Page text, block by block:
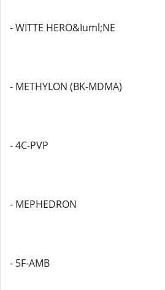
- WITTE HERO&Iuml;NE
- METHYLON (BK-MDMA)
- 4C-PVP
- MEPHEDRON
- 5F-AMB